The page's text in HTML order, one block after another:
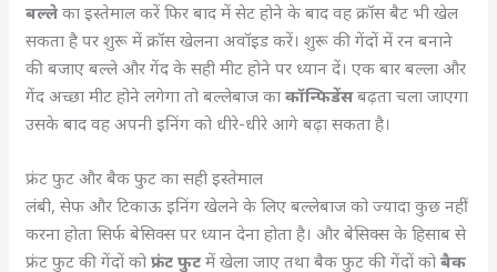
बल्ले का इस्तेमाल करें फिर बाद में सेट होने के बाद वह क्रॉस बैट भी खेल
सकता है पर शुरू में क्रॉस खेलना अवॉइड करें। शुरू की गेंदों में रन बनाने
की बजाए बल्ले और गेंद के सही मीट होने पर ध्यान दें। एक बार बल्ला और
गेंद अच्छा मीट होने लगेगा तो बल्लेबाज काकॉन्फिडेंसबढ़ता चला जाएगा
उसके बाद वह अपनी इनिंग को धीरे-धीरे आगे बढ़ा सकता है।
फ्रंट फुट और बैक फुट का सही इस्तेमाल
लंबी, सेफ और टिकाऊ इनिंग खेलने के लिए बल्लेबाज को ज्यादा कुछ नहीं
करना होता सिर्फ बेसिक्स पर ध्यान देना होता है। और बेसिक्स के हिसाब से
फ्रंट फुट की गेंदों कोफ्रंट फुट में खेला जाए तथा बैक फुट की गेंदों कोबैक